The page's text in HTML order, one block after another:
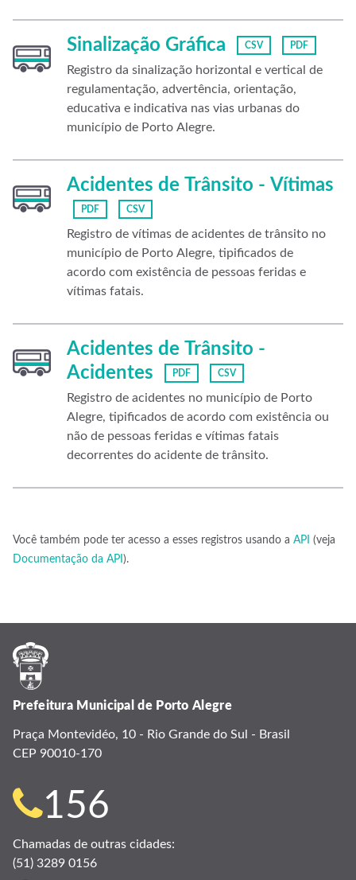
Sinalização Gráfica CSV PDF
Registro da sinalização horizontal e vertical de
regulamentação, advertência, orientação,
educativa e indicativa nas vias urbanas do
município de Porto Alegre.
Acidentes de Trânsito - Vítimas
PDF CSV
Registro de vítimas de acidentes de trânsito no
município de Porto Alegre, tipificados de
acordo com existência de pessoas feridas e
vítimas fatais.
Acidentes de Trânsito -
Acidentes
PDF CSV
Registro de acidentes no município de Porto
Alegre, tipificados de acordo com existência ou
não de pessoas feridas e vítimas fatais
decorrentes do acidente de trânsito.
Você também pode ter acesso a esses registros usando a API (veja
Documentação da API ).
Prefeitura Municipal de Porto Alegre
Praça Montevidéo, 10 - Rio Grande do Sul - Brasil
CEP 90010-170
Telefone
para
156
Chamadas de outras cidades:
(51) 3289 0156